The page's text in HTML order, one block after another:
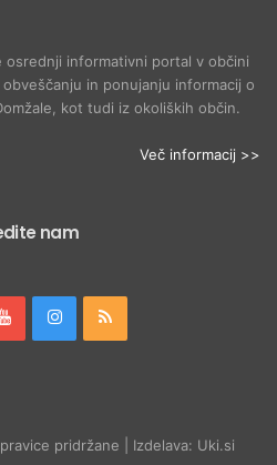
osrednji informativni portal v občini
in ponujanju informacij o
kot tudi iz okoliških občin.
Več informacij >>
nam
pridržane | Izdelava: Uki.si